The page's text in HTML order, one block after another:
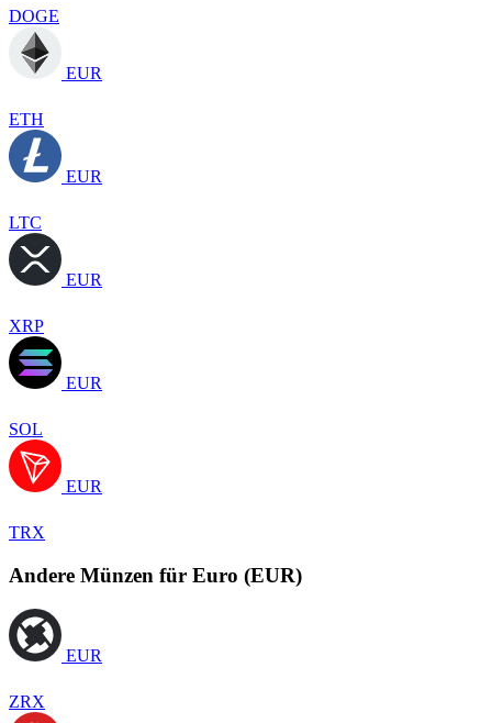
DOGE
EUR
ETH
EUR
LTC
EUR
XRP
EUR
SOL
EUR
TRX
Andere Münzen für Euro (EUR)
EUR
ZRX